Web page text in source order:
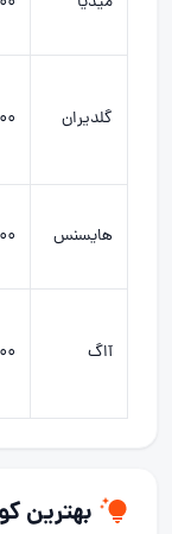
گلدیران
هایسنس
آاگ
بهترین